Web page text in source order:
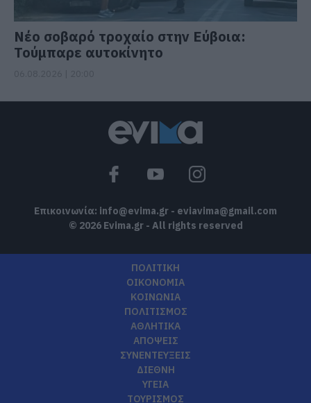
Νέο σοβαρό τροχαίο στην Εύβοια:
Τούμπαρε αυτοκίνητο
Επικοινωνία: info@evima.gr - eviavima@gmail.com
© 2026 Evima.gr - All rights reserved
ΠΟΛΙΤΙΚΗ
ΟΙΚΟΝΟΜΙΑ
ΚΟΙΝΩΝΙΑ
ΠΟΛΙΤΙΣΜΟΣ
ΑΘΛΗΤΙΚΑ
ΑΠΟΨΕΙΣ
ΣΥΝΕΝΤΕΥΞΕΙΣ
ΔΙΕΘΝΗ
ΥΓΕΙΑ
ΤΟΥΡΙΣΜΟΣ